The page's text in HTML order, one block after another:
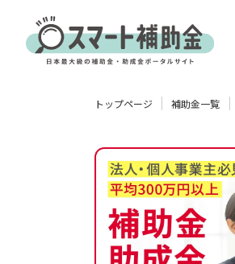
トップページ 補助金一覧